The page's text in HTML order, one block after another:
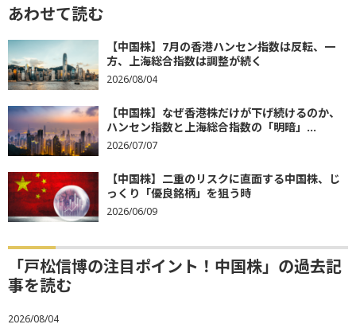
あわせて読む
【中国株】7月の香港ハンセン指数は反転、一
方、上海総合指数は調整が続く
2026/08/04
【中国株】なぜ香港株だけが下げ続けるのか、
ハンセン指数と上海総合指数の「明暗」...
2026/07/07
【中国株】二重のリスクに直面する中国株、じ
っくり「優良銘柄」を狙う時
2026/06/09
「戸松信博の注目ポイント！中国株」の過去記
事を読む
2026/08/04